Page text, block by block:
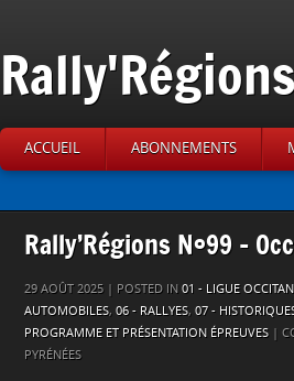
ACCUEIL ABONNEMENTS
Rally’Régions N°99 –
29 AOÛT 2025 | POSTED IN 01 - LIGUE
AUTOMOBILES, 06 - RALLYES, 07 -
PROGRAMME ET PRÉSENTATION ÉPREUVES |
PYRÉNÉES